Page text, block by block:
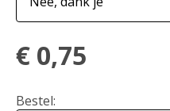
€ 0,75
Bestel: